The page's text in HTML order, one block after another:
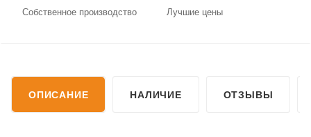
Собственное производство Лучшие цены
ОПИСАНИЕ НАЛИЧИЕ ОТЗЫВЫ